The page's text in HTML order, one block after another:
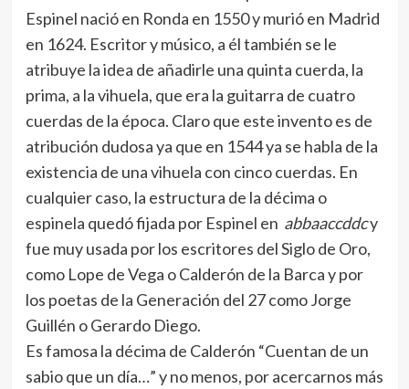
Espinel nació en Ronda en 1550 y murió en Madrid
en 1624. Escritor y músico, a él también se le
atribuye la idea de añadirle una quinta cuerda, la
prima, a la vihuela, que era la guitarra de cuatro
cuerdas de la época. Claro que este invento es de
atribución dudosa ya que en 1544 ya se habla de la
existencia de una vihuela con cinco cuerdas. En
cualquier caso, la estructura de la décima o
espinela quedó fijada por Espinel en abbaaccddcy
fue muy usada por los escritores del Siglo de Oro,
como Lope de Vega o Calderón de la Barca y por
los poetas de la Generación del 27 como Jorge
Guillén o Gerardo Diego.
Es famosa la décima de Calderón “Cuentan de un
sabio que un día…” y no menos, por acercarnos más